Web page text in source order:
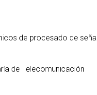
de procesado de señal
de Telecomunicación